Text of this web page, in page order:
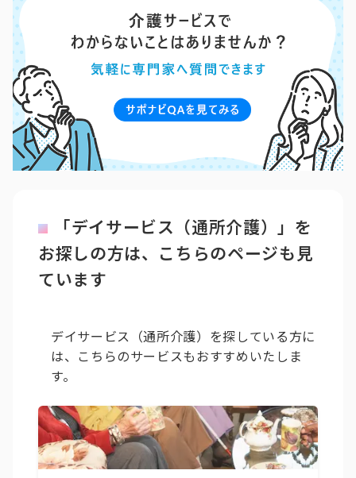
「デイサービス（通所介護）」を
お探しの方は、こちらのページも見
ています
デイサービス（通所介護）を探している方に
は、こちらのサービスもおすすめいたしま
す。